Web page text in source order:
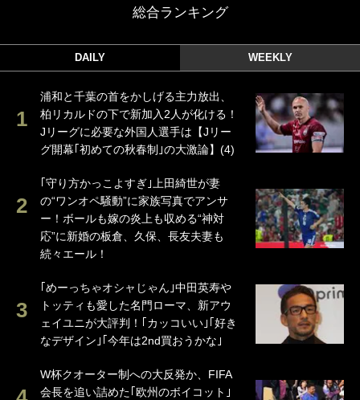
総合ランキング
DAILY WEEKLY
浦和と千葉の首をかしげる主力放出、
柏リカルドの下で新加入2人が化ける！
Jリーグに必要な外国人選手は【Jリー
グ開幕｢初めての秋春制｣の大激論】(4)
｢守り方かっこよすぎ｣上田綺世が妻
の“ワンオペ騒動”に家族写真でアンサ
ー！ボールも嫁の炎上も収める“神対
応”に新婚の板倉、久保、長友夫妻も
続々エール！
｢めーっちゃオシャじゃん｣中田英寿や
トッティも愛した名門ローマ、新アウ
ェイユニが大評判！｢カッコいい｣｢好き
なデザイン｣｢今年は2nd買おうかな｣
W杯クオーター制への大反発か、FIFA
会長を追い詰めた｢欧州のボイコット｣